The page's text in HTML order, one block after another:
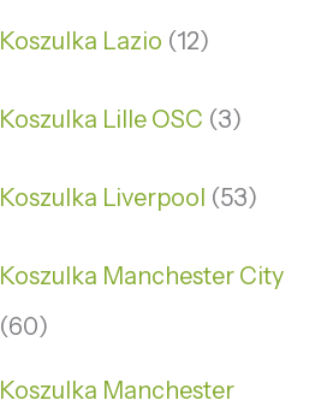
Koszulka Lazio 12
Koszulka Lille OSC 3
Koszulka Liverpool 53
Koszulka Manchester City
60
Koszulka Manchester